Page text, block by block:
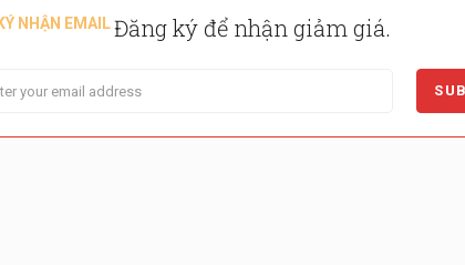
NHẬN EMAILĐăng ký để nhận giảm giá.